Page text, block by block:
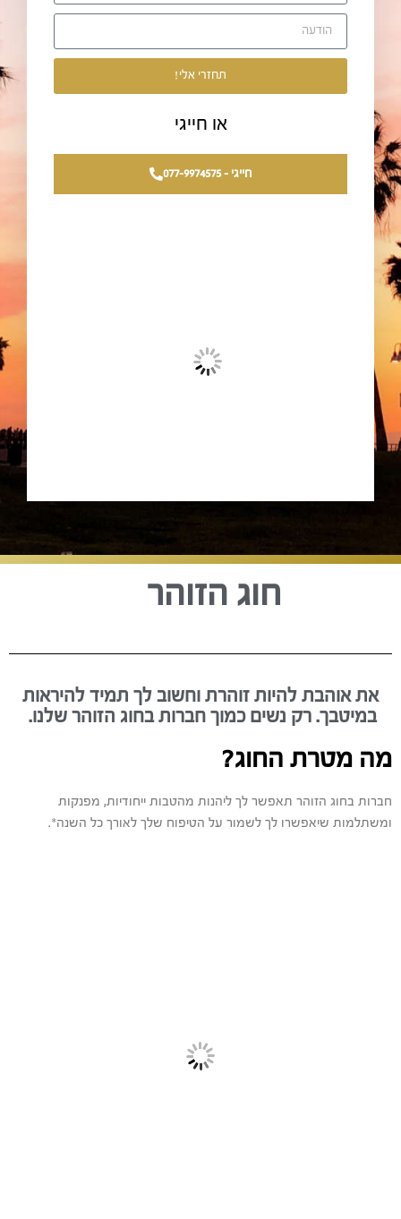
תחזרי אלי!
או חייגי
חייגי - 077-9974575
חוג הזוהר
את אוהבת להיות זוהרת וחשוב לך תמיד להיראות
במיטבך. רק נשים כמוך חברות בחוג הזוהר שלנו.
מה מטרת החוג?
חברות בחוג הזוהר תאפשר לך ליהנות מהטבות ייחודיות, מפנקות
ומשתלמות שיאפשרו לך לשמור על הטיפוח שלך לאורך כל השנה*.